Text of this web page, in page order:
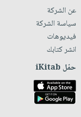
عن الشركة
سياسة الشركة
فيديوهات
انشر كتابك
حمّل iKitab